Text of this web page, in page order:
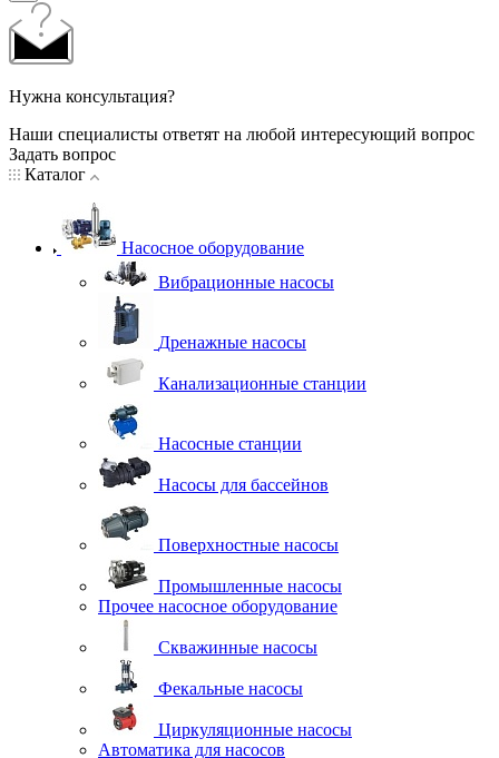
Нужна консультация?
Наши специалисты ответят на любой интересующий вопрос
Задать вопрос
Каталог
Насосное оборудование
Вибрационные насосы
Дренажные насосы
Канализационные станции
Насосные станции
Насосы для бассейнов
Поверхностные насосы
Промышленные насосы
Прочее насосное оборудование
Скважинные насосы
Фекальные насосы
Циркуляционные насосы
Автоматика для насосов